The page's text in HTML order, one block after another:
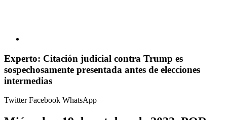
Experto: Citación judicial contra Trump es
sospechosamente presentada antes de elecciones
intermedias
TwitterFacebook WhatsApp